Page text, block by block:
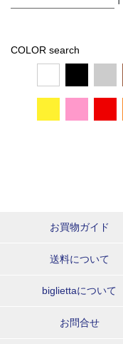
COLOR search
お買物ガイド
送料について
bigliettaについて
お問合せ